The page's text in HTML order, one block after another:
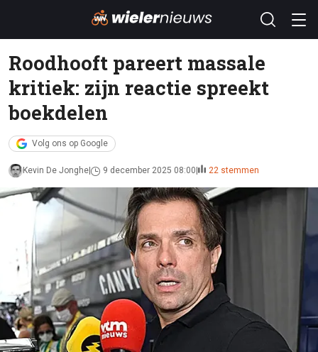
Roodhooft pareert massale
kritiek: zijn reactie spreekt
boekdelen
Volg ons op Google
Kevin De Jonghe 9 december 2025 08:00 22 stemmen